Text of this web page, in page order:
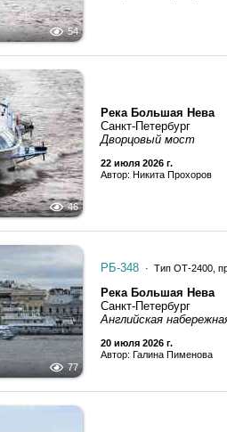
54
46
Река Большая Нева
Санкт-Петербург
Дворцовый мост
22 июля 2026 г.
Автор: Никита Прохоров
77
РБ-348 · Тип ОТ-2400,
Река Большая Нева
Санкт-Петербург
Английская
20 июля 2026 г.
Автор: Галина Пименова